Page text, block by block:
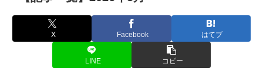
X Facebook はてブ
LINE コピー